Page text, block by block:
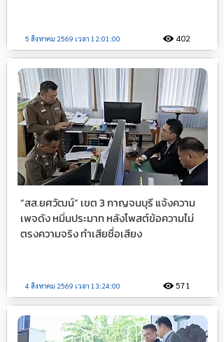
5 สิงหาคม 2569 เวลา 12:01:00 402
“สส.ยศวัฒน์” เขต 3 กาญจนบุรี แจ้งความ
เพจดัง หมิ่นประมาท หลังโพสต์ข้อความไม่
ตรงความจริง ทำเสียชื่อเสียง
4 สิงหาคม 2569 เวลา 13:24:00 571